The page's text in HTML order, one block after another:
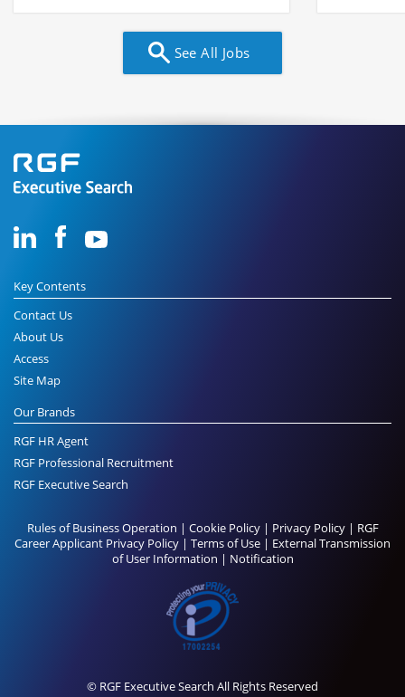
See All Jobs
Key Contents
Contact Us
About Us
Access
Site Map
Our Brands
RGF HR Agent
RGF Professional Recruitment
RGF Executive Search
Rules of Business Operation | Cookie Policy| Privacy Policy| RGF
Career Applicant Privacy Policy | Terms of Use | External Transmission
of User Information | Notification
© RGF Executive Search All Rights Reserved